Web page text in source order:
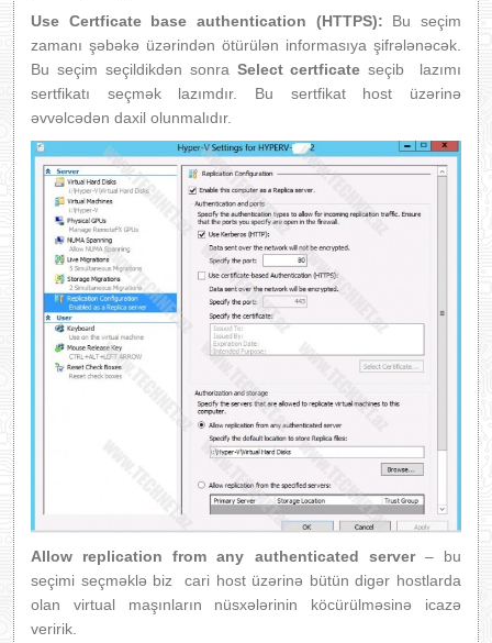
Use Certficate base authentication (HTTPS): Bu seçim
zamanı şəbəkə üzərindən ötürülən informasıya şifrələnəcək.
Bu seçim seçildikdən sonra Select certficate seçib lazımı
sertfikatı seçmək lazımdır. Bu sertfikat host üzərinə
əvvəlcədən daxil olunmalıdır.
Allow replication from any authenticated server – bu
seçimi seçməklə biz cari host üzərinə bütün digər hostlarda
olan virtual maşınların nüsxələrinin köcürülməsinə icazə
veririk.